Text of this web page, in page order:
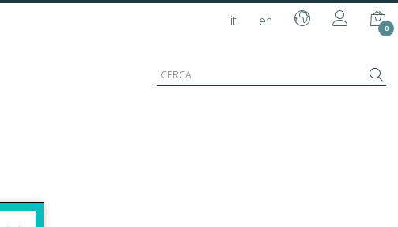
it en 0